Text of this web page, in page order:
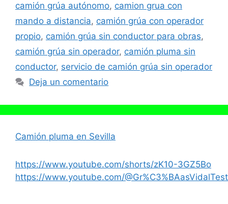
camión grúa autónomo, camion grua con
mando a distancia, camión grúa con operador
propio, camión grúa sin conductor para obras,
camión grúa sin operador, camión pluma sin
conductor, servicio de camión grúa sin operador
Deja un comentario
Camión pluma en Sevilla
https://www.youtube.com/shorts/zK10-3GZ5Bo
https://www.youtube.com/